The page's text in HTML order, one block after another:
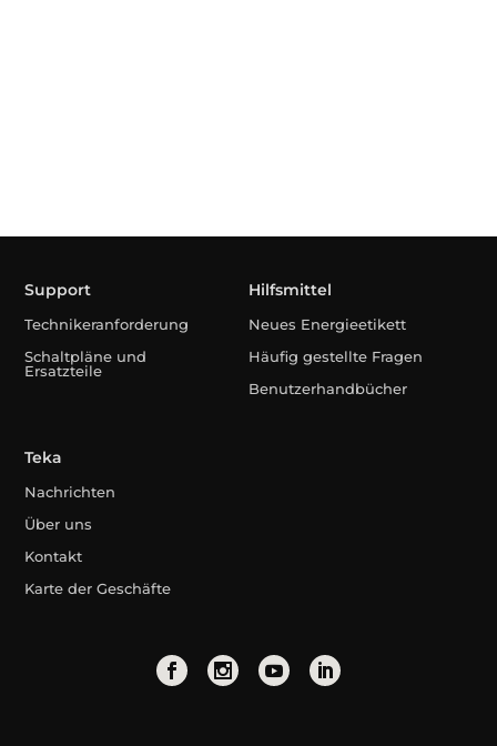
Support
Technikeranforderung
Schaltpläne und
Ersatzteile
Hilfsmittel
Neues Energieetikett
Häufig gestellte Fragen
Benutzerhandbücher
Teka
Nachrichten
Über uns
Kontakt
Karte der Geschäfte